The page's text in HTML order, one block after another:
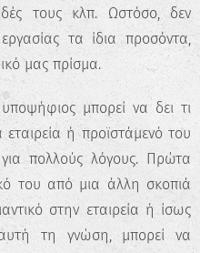
✖
Τεστ
τους κλπ. Ωστόσο, δεν
τα ίδια προσόντα,
μας πρίσμα.
μπορεί να δει τι
εταιρεία ή προϊστάμενό του
πολλούς λόγους. Πρώτα
του από μια άλλη σκοπιά
στην εταιρεία ή ίσως
τη γνώση, μπορεί να